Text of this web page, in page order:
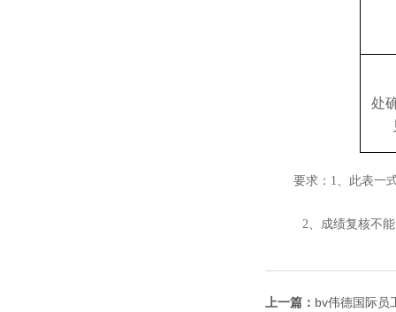
处
要求： 1 、此表一
2 、成绩复核不
上一篇： bv伟德国际员